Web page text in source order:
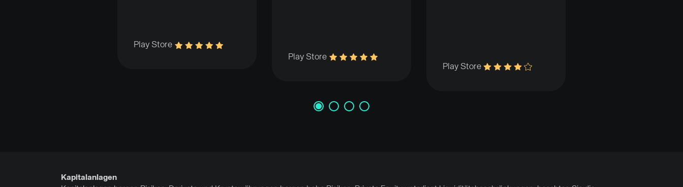
Play Store
Play Store
Play Store
Kapitalanlagen